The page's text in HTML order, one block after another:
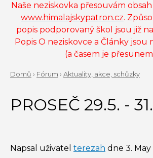
Naše neziskovka přesouvám
www.himalajskypatron.cz.
popis podporovaný škol jsou již
Popis O neziskovce a Články
(a časem je
ARE
Domů › Fórum › Aktuality, akce, schůzky
to
top
PROSEČ 29.5. -
Napsal uživatel terezah dne 3.